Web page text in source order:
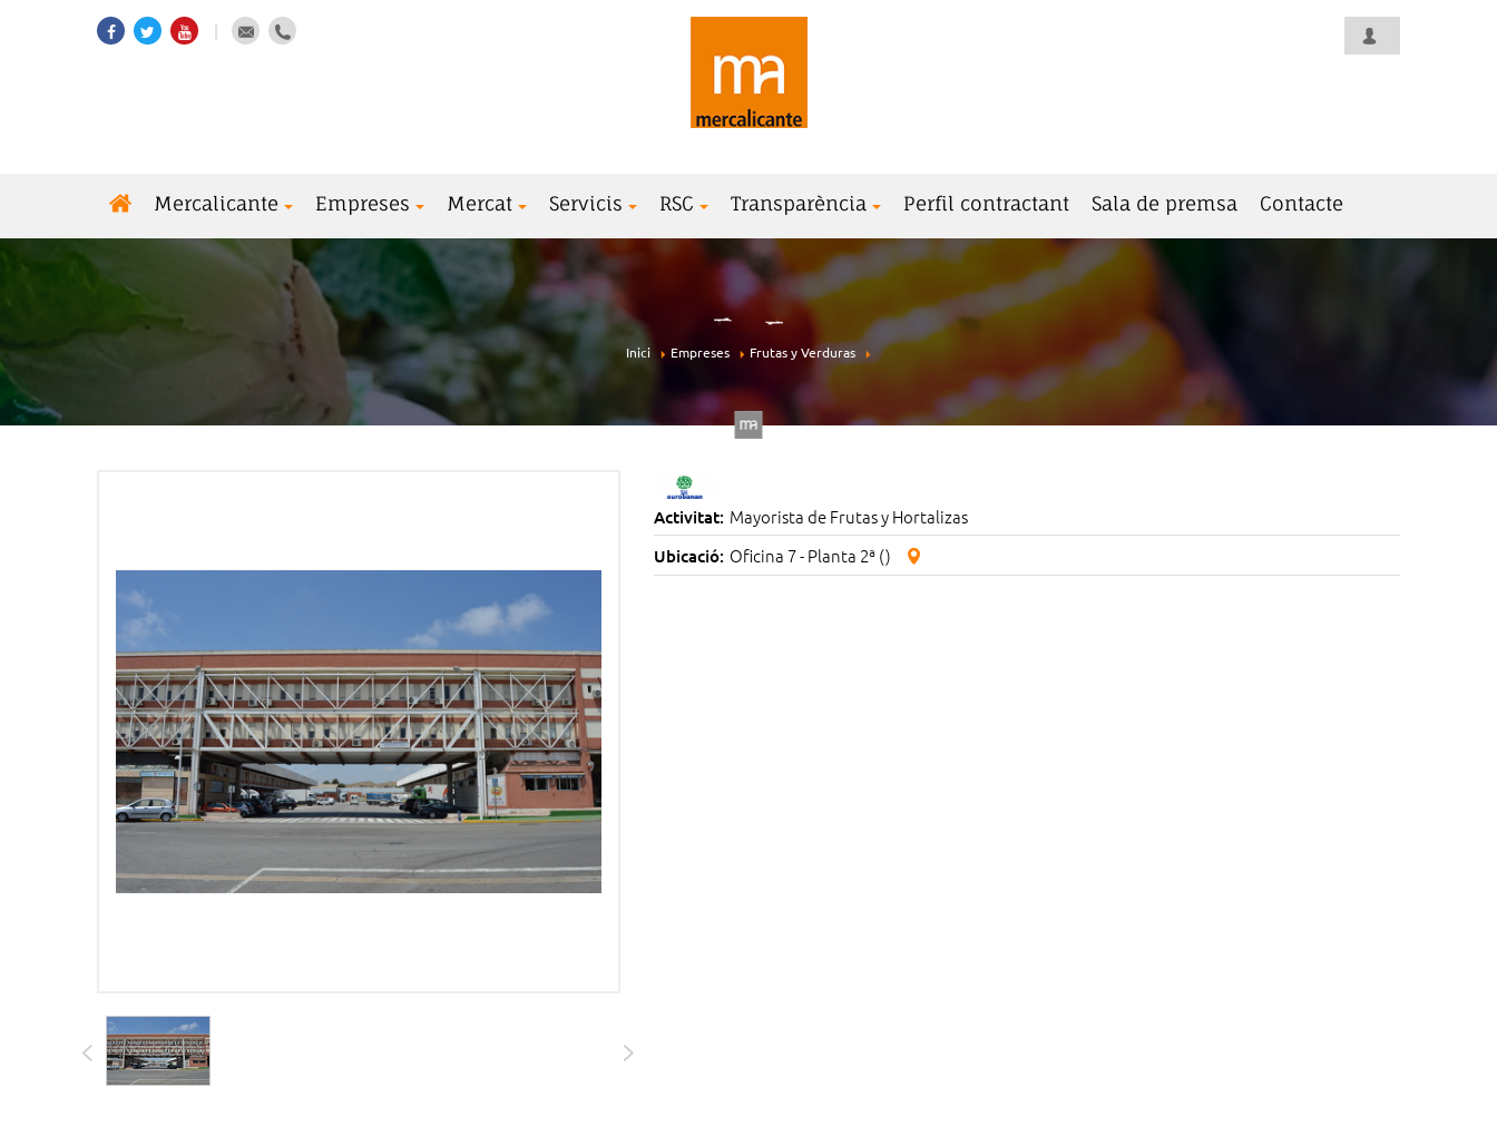
Mercalicante Empreses Mercat Servicis RSC Transparència Perfil contractant Sala de premsa Contacte
Inici Empreses Frutas y Verduras
Activitat: Mayorista de Frutas y Hortalizas
Ubicació: Oficina 7 - Planta 2ª ()